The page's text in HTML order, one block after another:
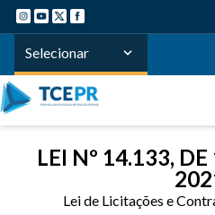
Selecionar
LEI Nº 14.133,
Lei de Licitações e